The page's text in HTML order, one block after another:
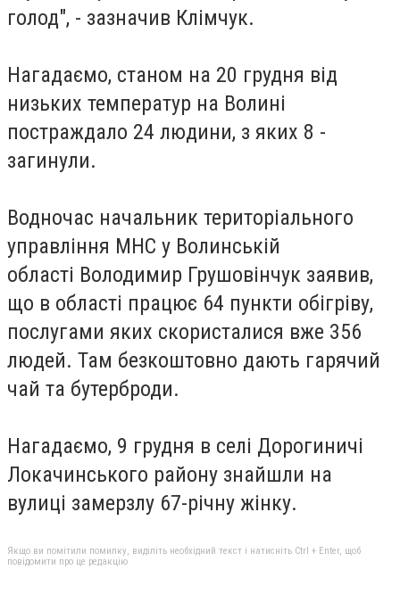
голод", - зазначив Клімчук.
Нагадаємо, станом на 20 грудня від
низьких температур на Волині
постраждало 24 людини, з яких 8 -
загинули.
Водночас начальник територіального
управління МНС у Волинській
області Володимир Грушовінчук заявив,
що в області працює 64 пункти обігріву,
послугами яких скористалися вже 356
людей. Там безкоштовно дають гарячий
чай та бутерброди.
Нагадаємо, 9 грудня в селі Дорогиничі
Локачинського району знайшли на
вулиці замерзлу 67-річну жінку.
Якщо ви помітили помилку, виділіть необхідний текст і натисніть Ctrl + Enter, щоб
повідомити про це редакцію